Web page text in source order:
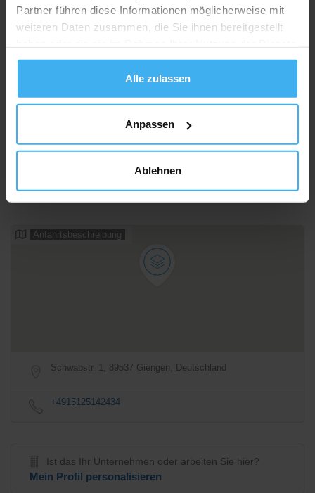
Partner führen diese Informationen möglicherweise mit
weiteren Daten zusammen, die Sie ihnen bereitgestellt
gesammelt haben.
Alle zulassen
Anpassen
Ablehnen
Anfahrtsbeschreibung
Schwabstr. 1, 89537 Giengen, Deutschland
+4915125142434
Ist das Ihr Unternehmen oder arbeiten Sie hier?
Mein Profil personalisieren